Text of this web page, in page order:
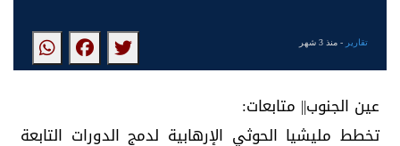
تقارير - منذ 3 شهر
عين الجنوب|| متابعات:
تخطط مليشيا الحوثي الإرهابية لدمج الدورات التابعة